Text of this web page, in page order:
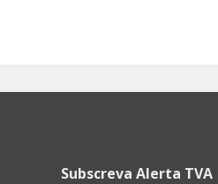
Subscreva Alerta TVA